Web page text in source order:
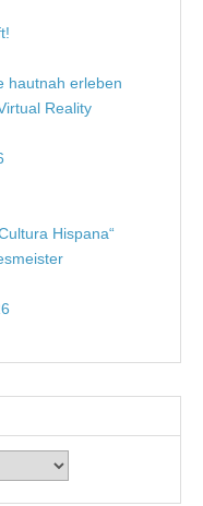
hautnah erleben
Reality
Hispana“